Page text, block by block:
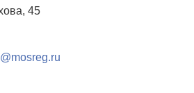
45